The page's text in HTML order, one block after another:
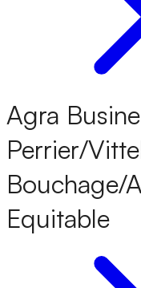
Agra
Perrier/
Bouchage/
Equitable